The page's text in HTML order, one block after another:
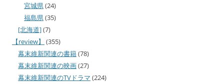
宮城県(24)
福島県(35)
[北海道](7)
【review】
(355)
幕末維新関連の書籍(78)
幕末維新関連の映画(27)
幕末維新関連のTVドラマ (224)